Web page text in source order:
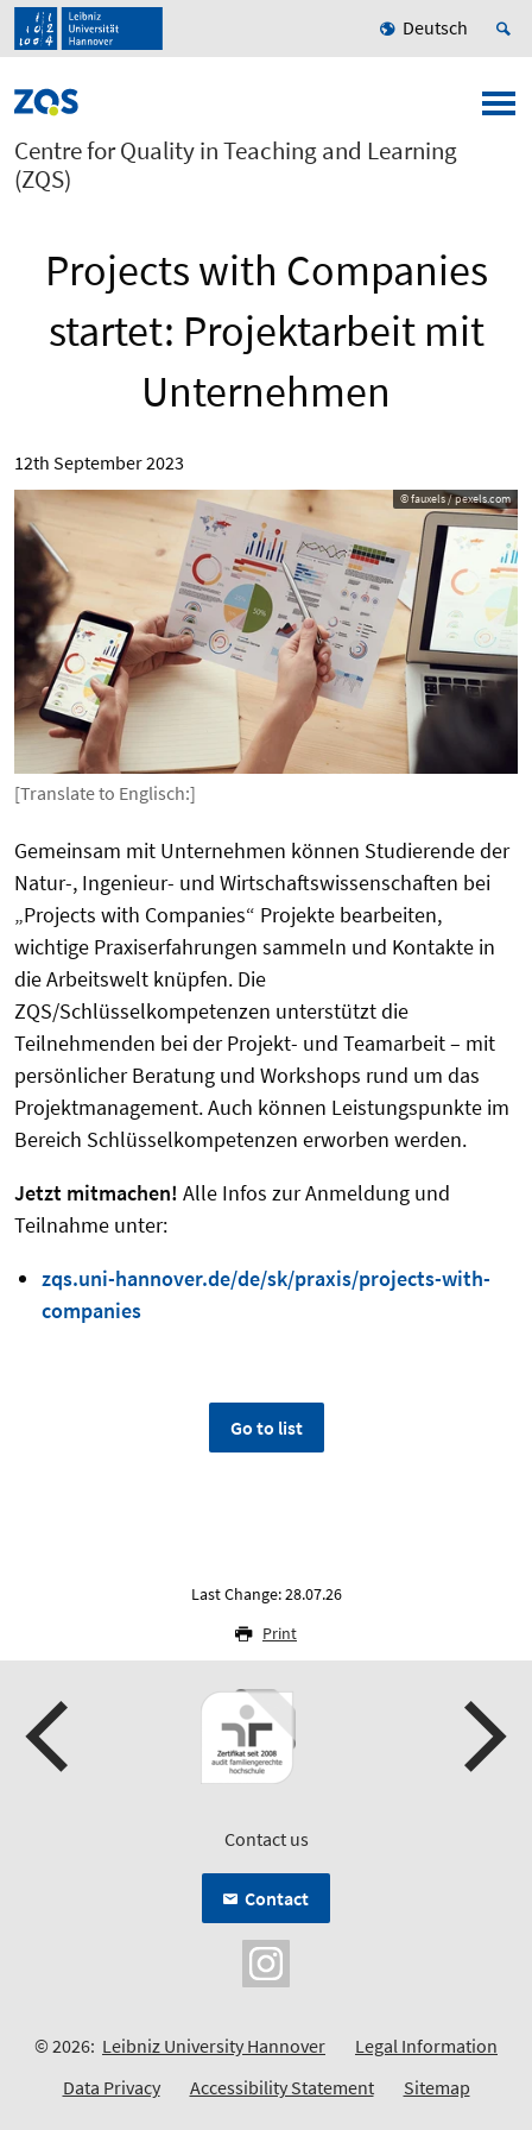
Deutsch
Centre for Quality in Teaching and Learning
(ZQS)
Projects with Companies
startet: Projektarbeit mit
Unternehmen
12th September 2023
© fauxels / pexels.com
[Translate to Englisch:]
Gemeinsam mit Unternehmen können Studierende der
Natur-, Ingenieur- und Wirtschaftswissenschaften bei
„Projects with Companies“ Projekte bearbeiten,
wichtige Praxiserfahrungen sammeln und Kontakte in
die Arbeitswelt knüpfen. Die
ZQS/Schlüsselkompetenzen unterstützt die
Teilnehmenden bei der Projekt- und Teamarbeit – mit
persönlicher Beratung und Workshops rund um das
Projektmanagement. Auch können Leistungspunkte im
Bereich Schlüsselkompetenzen erworben werden.
Jetzt mitmachen! Alle Infos zur Anmeldung und
Teilnahme unter:
zqs.uni-hannover.de/de/sk/praxis/projects-with-
companies
Go to list
Last Change: 28.07.26
Print
Contact us
Contact
© 2026: Leibniz University Hannover
Legal Information
Data Privacy
Accessibility Statement Sitemap